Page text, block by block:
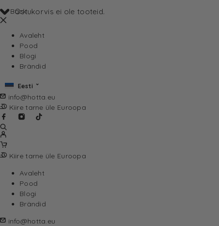
Ostukorvis ei ole tooteid.
Back
Avaleht
Pood
Blogi
Brändid
Eesti
info@hotta.eu
Kiire tarne üle Euroopa
Kiire tarne üle Euroopa
Avaleht
Pood
Blogi
Brändid
info@hotta.eu